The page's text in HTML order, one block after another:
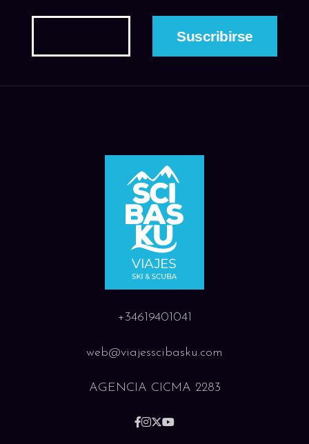
+34619401041
web@viajesscibasku.com
AGENCIA CICMA 2283